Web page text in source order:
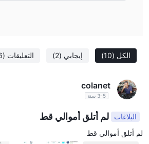
المواد التعليمية، قد يكون هناك وسطاء
الكل (10) إيجابي (2) التعليقات (6)
colanet
3-5 سنة
البلاغات لم أتلق أموالي قط
لم أتلق أموالي قط